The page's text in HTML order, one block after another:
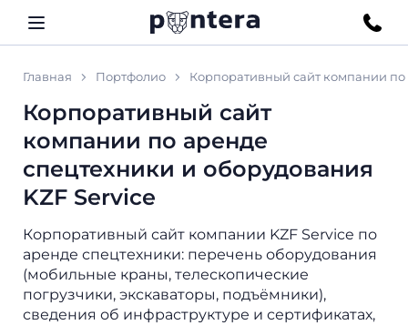
Главная Портфолио Корпоративный сайт компании по
Корпоративный сайт
компании по аренде
спецтехники и оборудования
KZF Service
Корпоративный сайт компании KZF Service по
аренде спецтехники: перечень оборудования
(мобильные краны, телескопические
погрузчики, экскаваторы, подъёмники),
сведения об инфраструктуре и сертификатах,